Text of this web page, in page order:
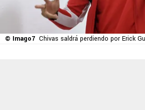
© Imago7 Chivas saldrá perdiendo por Erick